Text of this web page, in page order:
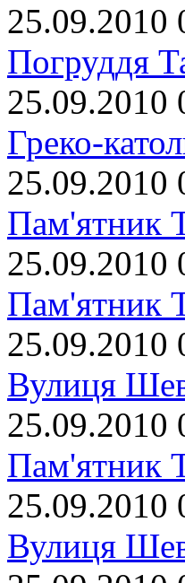
25.09.2010
Погруддя
25.09.2010
Греко-
25.09.2010
Пам'ятник
25.09.2010
Пам'ятник
25.09.2010
Вулиця
25.09.2010
Пам'ятник
25.09.2010
Вулиця